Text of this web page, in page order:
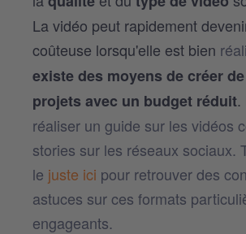
La vidéo peut rapidement
coûteuse lorsqu'elle est bien
existe des moyens de créer
projets avec un budget réduit.
réaliser un guide sur les vidéos
stories sur les réseaux sociaux.
le juste ici pour retrouver des
astuces sur ces formats
engageants.